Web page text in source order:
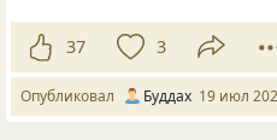
37 3
Опубликовал Буддах 19 июл